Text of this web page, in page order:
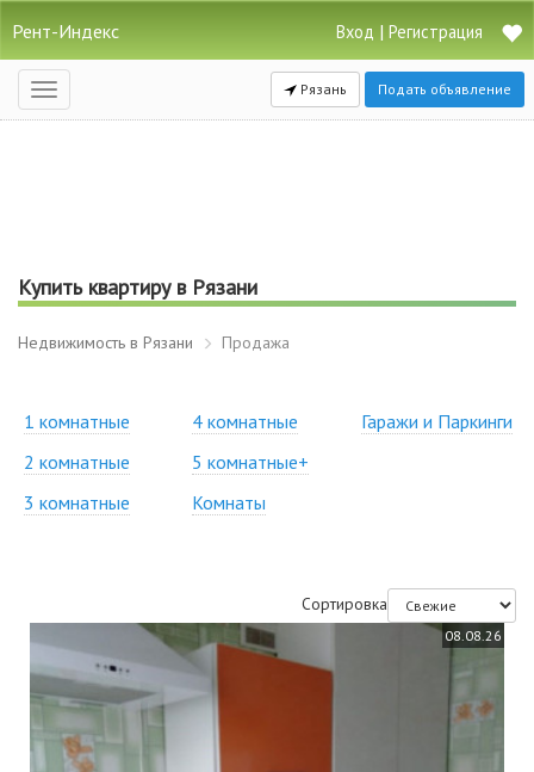
Рент-Индекс Вход | Регистрация
Открыть
навигацию
Рязань Подать объявление
Купить квартиру в Рязани
Недвижимость в Рязани Продажа
1 комнатные
2 комнатные
3 комнатные
4 комнатные
5 комнатные+
Комнаты
Гаражи и Паркинги
Сортировка
08.08.26